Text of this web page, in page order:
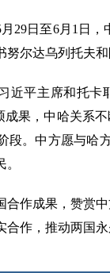
月29日至6月1日
努尔达乌列托夫
近平主席和托
成果，中哈关系
段。中方愿与哈
合作成果，赞赏
合作，推动两国